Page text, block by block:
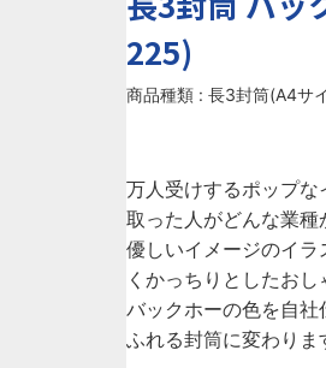
225)
商品種類 : 長3封筒(A4サ
万人受けするポップ
取った人がどんな業種
優しいイメージのイ
くかっちりとしたおし
バックホーの色を自
ふれる封筒に変わりま